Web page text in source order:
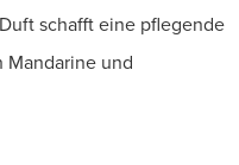
schafft eine pflegende
Mandarine und